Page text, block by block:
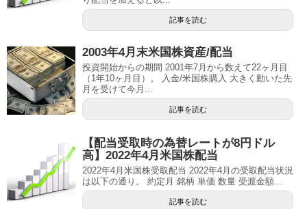
記事を読む
2003年4月末米国株資産/配当
投資開始からの期間 2001年7月から数えて22ヶ月目
（1年10ヶ月目）。 入金/米国株購入 大きく動いた先
月を受けて今月...
記事を読む
【配当受取時の為替レートが8円ドル
高】2022年4月米国株配当
2022年4月米国株受取配当 2022年4月の受取配当状況
は以下の通り。 約定月 銘柄 単価 数量 受渡金額...
記事を読む